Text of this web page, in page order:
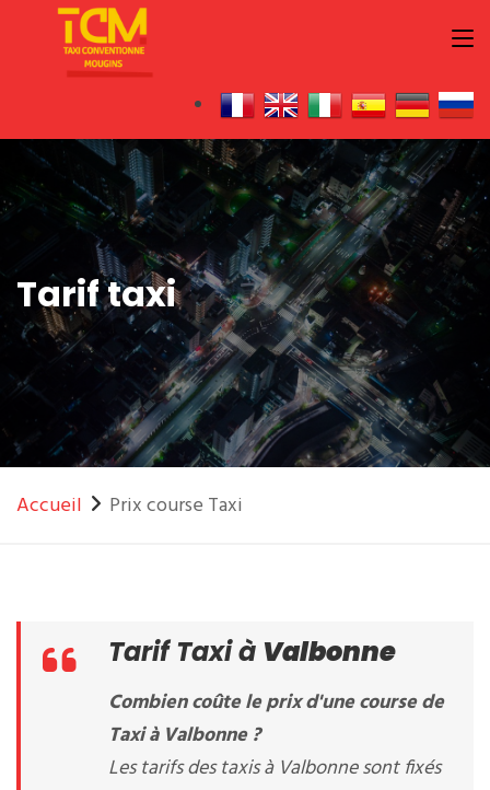
Tarif taxi
Accueil Prix course Taxi
Tarif Taxi à Valbonne
Combien coûte le prix d'une course de
Taxi à Valbonne ?
Les tarifs des taxis à Valbonne sont fixés